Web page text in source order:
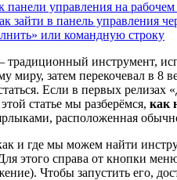
панели управления на рабочем
зайти в панель управления
или командную строку
традиционный инструмент,
миру, затем перекочевал в
Если в первых
статье мы разберёмся, как
расположенная
и где мы можем найти
этого справа от кнопки
Чтобы запустить его,